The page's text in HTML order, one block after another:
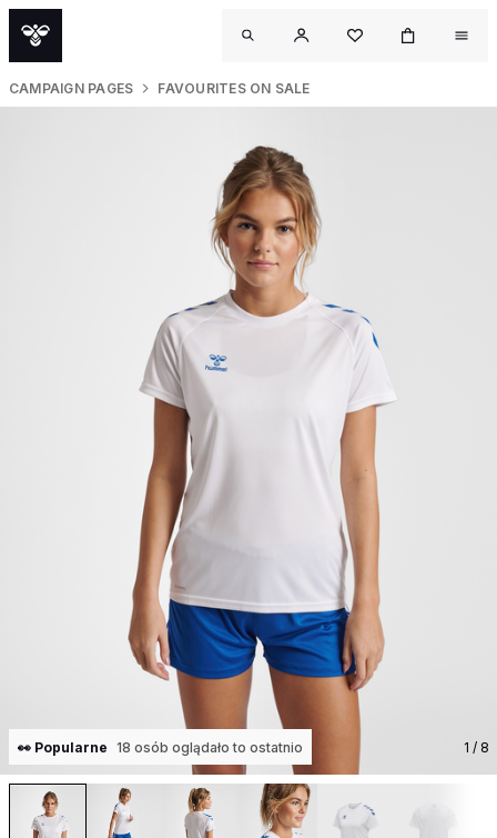
CAMPAIGN PAGES FAVOURITES ON SALE
👀 Popularne 18 osób oglądało to ostatnio 1 / 8